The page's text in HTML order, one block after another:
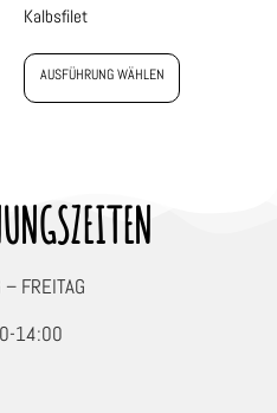
Kalbsfilet
AUSFÜHRUNG WÄHLEN
– FREITAG
14:00